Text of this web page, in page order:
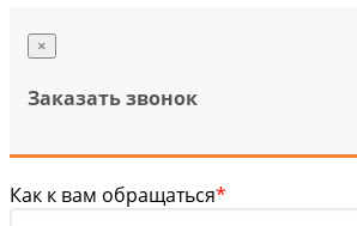
×
Заказать звонок
Как к вам обращаться*